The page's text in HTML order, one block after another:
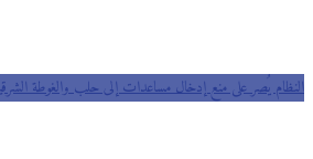
النظام يُصر على منع إدخال مساعدات إلى حلب والغوطة الشرقية